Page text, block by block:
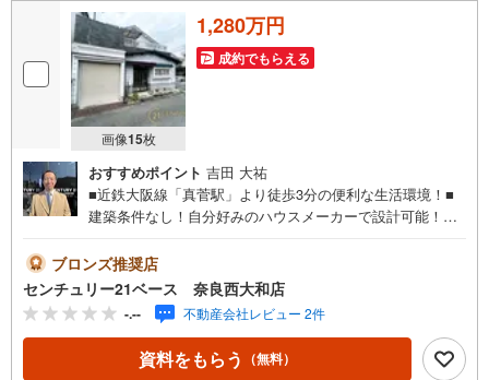
画像15枚
1,280万円
成約でもらえる
おすすめポイント 吉田 大祐
■近鉄大阪線「真菅駅」より徒歩3分の便利な生活環境！■
建築条件なし！自分好みのハウスメーカーで設計可能！◇
りのお時間でもご見学可！・今から見たい！というお声に
もご対応できます！◇住宅ローンもお任せください！◇・
提携銀行多数あり（地方銀行・都市銀行・信用金庫etc）・
優遇後適用金利 0.875％～（審査内容により異なります）--
- ◇◇ Yahoo！不動産キャンペーン対象店舗 ◇◇ ----当店で
物件を成約いただくとPayPayボーナスライトがもらえる
ブロンズ推奨店
センチュリー21ベース 奈良西大和店
-.-- 不動産会社レビュー 2件
資料をもらう （無料）